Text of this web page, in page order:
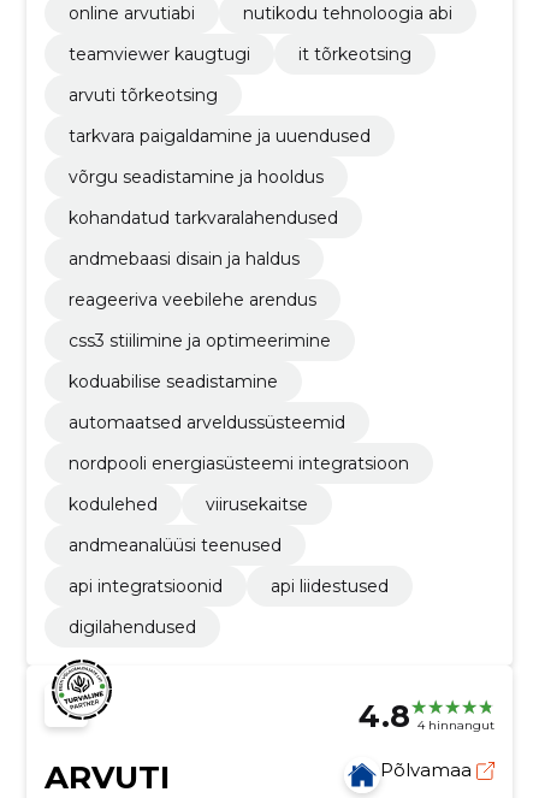
online arvutiabi
nutikodu tehnoloogia abi
teamviewer kaugtugi
it tõrkeotsing
arvuti tõrkeotsing
tarkvara paigaldamine ja uuendused
võrgu seadistamine ja hooldus
kohandatud tarkvaralahendused
andmebaasi disain ja haldus
reageeriva veebilehe arendus
css3 stiilimine ja optimeerimine
koduabilise seadistamine
automaatsed arveldussüsteemid
nordpooli energiasüsteemi integratsioon
kodulehed
viirusekaitse
andmeanalüüsi teenused
api integratsioonid
api liidestused
digilahendused
4.8 4 hinnangut
ARVUTI
Põlvamaa